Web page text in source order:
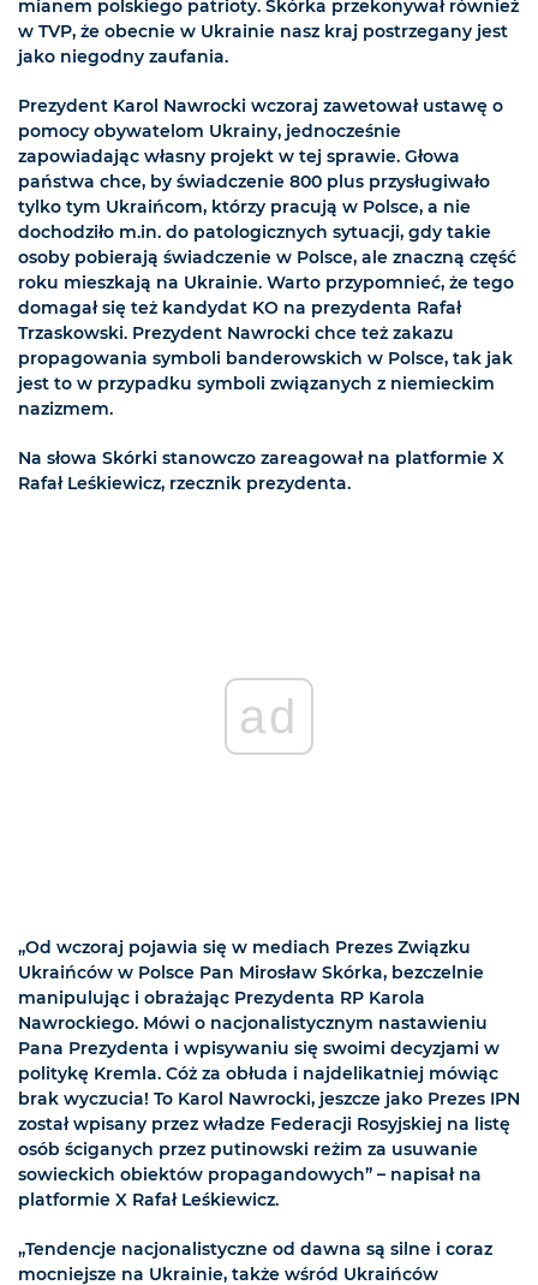
mianem polskiego patrioty. Skórka przekonywał również
w TVP, że obecnie w Ukrainie nasz kraj postrzegany jest
jako niegodny zaufania.
Prezydent Karol Nawrocki wczoraj zawetował ustawę o
pomocy obywatelom Ukrainy, jednocześnie
zapowiadając własny projekt w tej sprawie. Głowa
państwa chce, by świadczenie 800 plus przysługiwało
tylko tym Ukraińcom, którzy pracują w Polsce, a nie
dochodziło m.in. do patologicznych sytuacji, gdy takie
osoby pobierają świadczenie w Polsce, ale znaczną część
roku mieszkają na Ukrainie. Warto przypomnieć, że tego
domagał się też kandydat KO na prezydenta Rafał
Trzaskowski. Prezydent Nawrocki chce też zakazu
propagowania symboli banderowskich w Polsce, tak jak
jest to w przypadku symboli związanych z niemieckim
nazizmem.
Na słowa Skórki stanowczo zareagował na platformie X
Rafał Leśkiewicz, rzecznik prezydenta.
ad
„Od wczoraj pojawia się w mediach Prezes Związku
Ukraińców w Polsce Pan Mirosław Skórka, bezczelnie
manipulując i obrażając Prezydenta RP Karola
Nawrockiego. Mówi o nacjonalistycznym nastawieniu
Pana Prezydenta i wpisywaniu się swoimi decyzjami w
politykę Kremla. Cóż za obłuda i najdelikatniej mówiąc
brak wyczucia! To Karol Nawrocki, jeszcze jako Prezes IPN
został wpisany przez władze Federacji Rosyjskiej na listę
osób ściganych przez putinowski reżim za usuwanie
sowieckich obiektów propagandowych” – napisał na
platformie X Rafał Leśkiewicz.
„Tendencje nacjonalistyczne od dawna są silne i coraz
mocniejsze na Ukrainie, także wśród Ukraińców